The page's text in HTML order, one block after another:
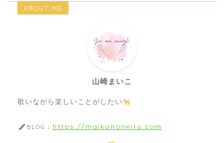
ABOUT ME
山崎まいこ
歌いながら楽しいことがしたい
BLOG： https://maikononeiro.com